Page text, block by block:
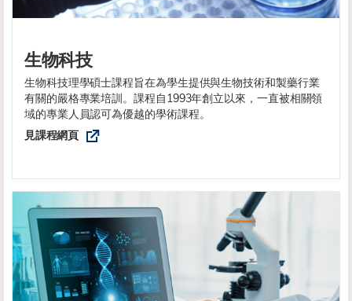
生物科技
生物科技理學碩士課程旨在為學生提供與生物技術和製藥行業
有關的嚴格專業培訓。課程自1993年創立以來，一直被相關領
域的專業人員認可為優越的學術課程。
見課程網頁